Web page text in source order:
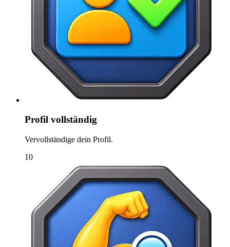
Profil vollständig
Vervollständige dein Profil.
10